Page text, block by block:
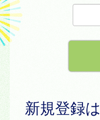
新規登録は